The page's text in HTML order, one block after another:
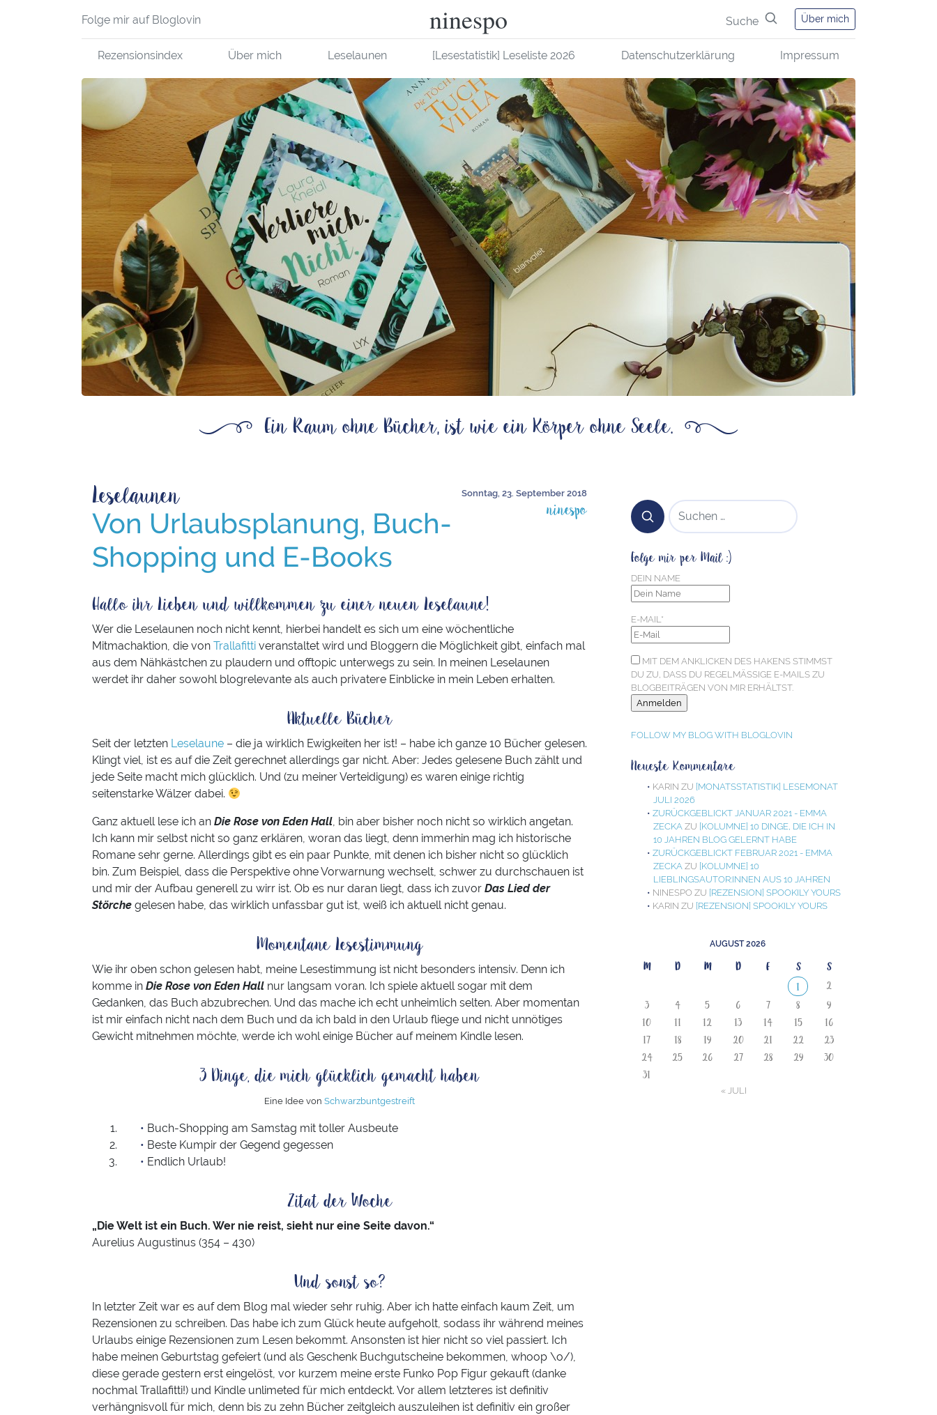
Folge mir auf Bloglovin ninespo Suche Über mich
Rezensionsindex Über mich Leselaunen [Lesestatistik] Leseliste 2026 Datenschutzerklärung Impressum
ß Ein Raum ohne Bücher, ist wie ein Körper ohne Seele. ß
Sonntag, 23. September 2018
ninespo
Leselaunen
Von Urlaubsplanung, Buch-
Shopping und E-Books
Hallo ihr Lieben und willkommen zu einer neuen Leselaune!
Wer die Leselaunen noch nicht kennt, hierbei handelt es sich um eine wöchentliche
Mitmachaktion, die von Trallafitti veranstaltet wird und Bloggern die Möglichkeit gibt, einfach mal
aus dem Nähkästchen zu plaudern und offtopic unterwegs zu sein. In meinen Leselaunen
werdet ihr daher sowohl blogrelevante als auch privatere Einblicke in mein Leben erhalten.
Aktuelle Bücher
Seit der letzten Leselaune – die ja wirklich Ewigkeiten her ist! – habe ich ganze 10 Bücher gelesen.
Klingt viel, ist es auf die Zeit gerechnet allerdings gar nicht. Aber: Jedes gelesene Buch zählt und
jede Seite macht mich glücklich. Und (zu meiner Verteidigung) es waren einige richtig
seitenstarke Wälzer dabei.
Ganz aktuell lese ich an Die Rose von Eden Hall, bin aber bisher noch nicht so wirklich angetan.
Ich kann mir selbst nicht so ganz erklären, woran das liegt, denn immerhin mag ich historische
Romane sehr gerne. Allerdings gibt es ein paar Punkte, mit denen ich bisher nicht so glücklich
bin. Zum Beispiel, dass die Perspektive ohne Vorwarnung wechselt, schwer zu durchschauen ist
und mir der Aufbau generell zu wirr ist. Ob es nur daran liegt, dass ich zuvor Das Lied der
Störche gelesen habe, das wirklich unfassbar gut ist, weiß ich aktuell nicht genau.
Momentane Lesestimmung
Wie ihr oben schon gelesen habt, meine Lesestimmung ist nicht besonders intensiv. Denn ich
komme in Die Rose von Eden Hall nur langsam voran. Ich spiele aktuell sogar mit dem
Gedanken, das Buch abzubrechen. Und das mache ich echt unheimlich selten. Aber momentan
ist mir einfach nicht nach dem Buch und da ich bald in den Urlaub fliege und nicht unnötiges
Gewicht mitnehmen möchte, werde ich wohl einige Bücher auf meinem Kindle lesen.
3 Dinge, die mich glücklich gemacht haben
Eine Idee von Schwarzbuntgestreift
Buch-Shopping am Samstag mit toller Ausbeute
Beste Kumpir der Gegend gegessen
Endlich Urlaub!
Zitat der Woche
„Die Welt ist ein Buch. Wer nie reist, sieht nur eine Seite davon.“
Aurelius Augustinus (354 – 430)
Und sonst so?
In letzter Zeit war es auf dem Blog mal wieder sehr ruhig. Aber ich hatte einfach kaum Zeit, um
Rezensionen zu schreiben. Das habe ich zum Glück heute aufgeholt, sodass ihr während meines
Urlaubs einige Rezensionen zum Lesen bekommt. Ansonsten ist hier nicht so viel passiert. Ich
habe meinen Geburtstag gefeiert (und als Geschenk Buchgutscheine bekommen, whoop \o/),
diese gerade gestern erst eingelöst, vor kurzem meine erste Funko Pop Figur gekauft (danke
nochmal Trallafitti!) und Kindle unlimeted für mich entdeckt. Vor allem letzteres ist definitiv
verhängnisvoll für mich, denn bis zu zehn Bücher zeitgleich auszuleihen ist definitiv ein großer
SUCHEN NACH:
Folge mir per Mail :)
DEIN NAME
E-MAIL*
MIT DEM ANKLICKEN DES HAKENS STIMMST
DU ZU, DASS DU REGELMÄSSIGE E-MAILS ZU B
LOGBEITRÄGEN VON MIR ERHÄLTST.
FOLLOW MY BLOG WITH BLOGLOVIN
Neueste Kommentare
KARIN ZU [MONATSSTATISTIK] LESEMONAT
JULI 2026
ZURÜCKGEBLICKT JANUAR 2021 - EMMA
ZECKA ZU [KOLUMNE] 10 DINGE, DIE ICH IN
10 JAHREN BLOG GELERNT HABE
ZURÜCKGEBLICKT FEBRUAR 2021 - EMMA
ZECKA ZU [KOLUMNE] 10
LIEBLINGSAUTOR:INNEN AUS 10 JAHREN
NINESPO ZU [REZENSION] SPOOKILY YOURS
KARIN ZU [REZENSION] SPOOKILY YOURS
AUGUST 2026
M D M D F S
S
1
2
3
4 5 6 7 8
9
10
11 12 13 14 15
16
17
18 19 20 21 22
23
24
25 26 27 28 29
30
31
« JULI